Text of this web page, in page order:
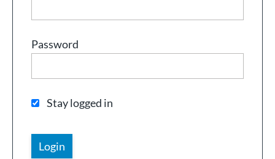
Password
Stay logged in